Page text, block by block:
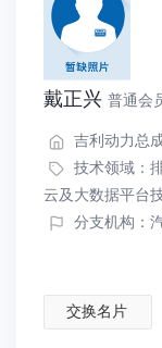
戴正兴 普通会
吉利动力总
技术领域：
云及大数据平台
分支机构：
交换名片